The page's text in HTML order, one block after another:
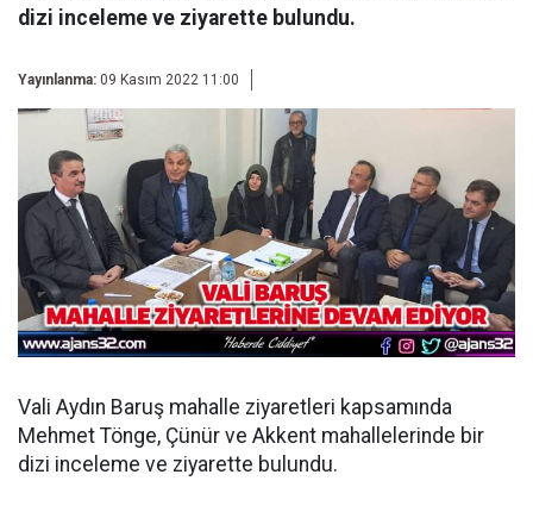
dizi inceleme ve ziyarette bulundu.
Yayınlanma: 09 Kasım 2022 11:00
Vali Aydın Baruş mahalle ziyaretleri kapsamında
Mehmet Tönge, Çünür ve Akkent mahallelerinde bir
dizi inceleme ve ziyarette bulundu.